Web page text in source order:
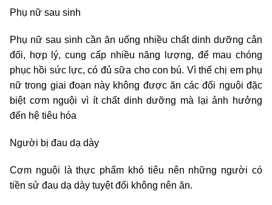
Phụ nữ sau sinh
Phụ nữ sau sinh cần ăn uống nhiều chất dinh dưỡng cân
đối, hợp lý, cung cấp nhiều năng lượng, để mau chóng
phục hồi sức lực, có đủ sữa cho con bú. Vì thế chị em phụ
nữ trong giai đoạn này không được ăn các đối nguội đặc
biệt cơm nguội vì ít chất dinh dưỡng mà lại ảnh hưởng
đến hệ tiêu hóa
Người bị đau dạ dày
Cơm nguội là thực phẩm khó tiêu nên những người có
tiền sử đau dạ dày tuyệt đối không nên ăn.